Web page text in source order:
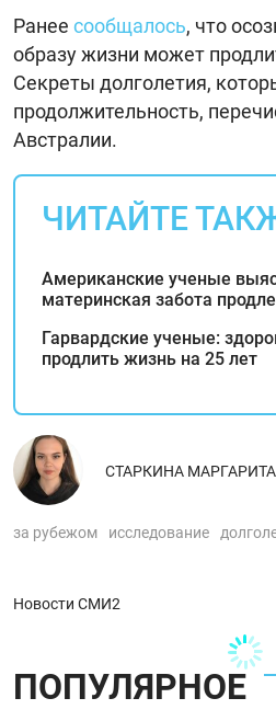
Ранее сообщалось, что
образу жизни может
Секреты долголетия,
продолжительность,
Австралии.
ЧИТАЙТЕ
Американские ученые
материнская забота
Гарвардские ученые:
продлить жизнь на 25 лет
СТАРКИНА МАРГАРИТА
за рубежом исследование
Новости СМИ2
ПОПУЛЯРНОЕ